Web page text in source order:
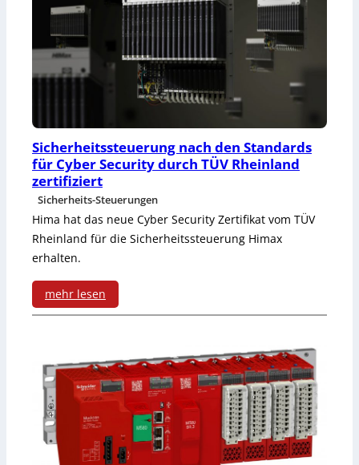
w
a
e
t
d
r
e
i
E
t
h
f
i
u
r
i
e
r
b
a
Sicherheitssteuerung nach den Standards
für Cyber Security durch TÜV Rheinland
zertifiziert
Sicherheits-Steuerungen
Hima hat das neue Cyber Security Zertifikat vom TÜV
Rheinland für die Sicherheitssteuerung Himax
erhalten.
mehr lesen
: